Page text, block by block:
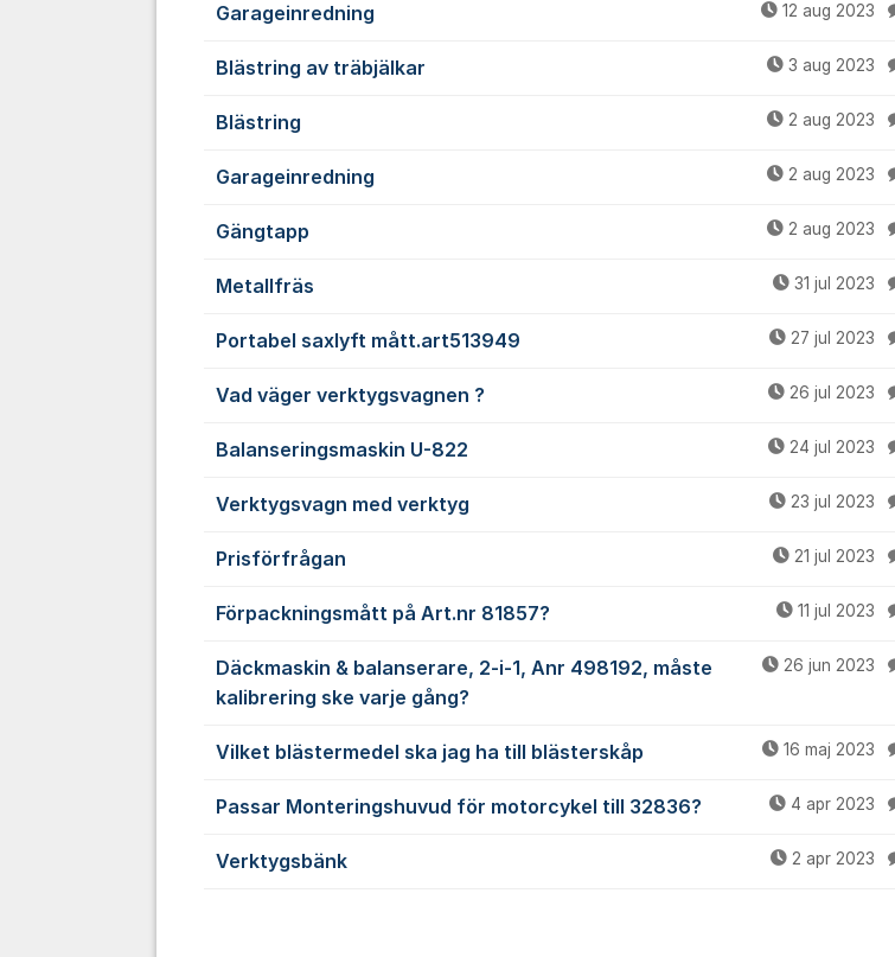
Garageinredning 12 aug 2023
Blästring av träbjälkar 3 aug 2023
Blästring 2 aug 2023
Garageinredning 2 aug 2023
Gängtapp 2 aug 2023
Metallfräs 31 jul 2023
Portabel saxlyft mått.art513949 27 jul 2023
Vad väger verktygsvagnen ? 26 jul 2023
Balanseringsmaskin U-822 24 jul 2023
Verktygsvagn med verktyg 23 jul 2023
Prisförfrågan 21 jul 2023
Förpackningsmått på Art.nr 81857? 11 jul 2023
Däckmaskin & balanserare, 2-i-1, Anr 498192, måste
kalibrering ske varje gång?
26 jun 2023
Vilket blästermedel ska jag ha till blästerskåp 16 maj 2023
Passar Monteringshuvud för motorcykel till 32836? 4 apr 2023
Verktygsbänk 2 apr 2023